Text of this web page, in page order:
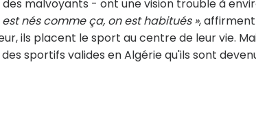
malvoyants - ont une vision trouble à
nés comme ça, on est habitués »,
ils placent le sport au centre de leur vie.
sportifs valides en Algérie qu'ils sont